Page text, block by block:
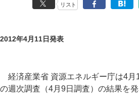
リスト
2012年4月11日発表
経済産業省 資源エネルギー庁は4月
の週次調査（4月9日調査）の結果を発